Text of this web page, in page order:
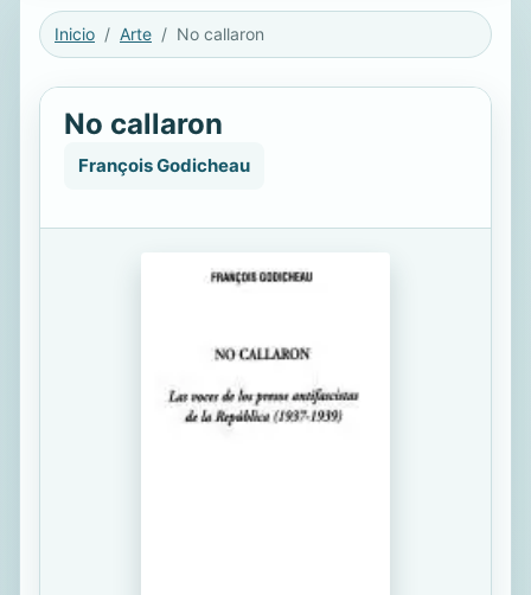
Inicio Arte No callaron
No callaron
François Godicheau